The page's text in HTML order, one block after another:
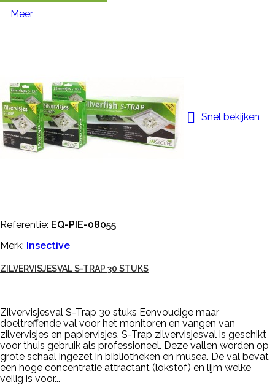
Meer
 Snel bekijken
Referentie: EQ-PIE-08055
Merk: Insective
ZILVERVISJESVAL S-TRAP 30 STUKS
Zilvervisjesval S-Trap 30 stuks Eenvoudige maar
doeltreffende val voor het monitoren en vangen van
zilvervisjes en papiervisjes. S-Trap zilvervisjesval is geschikt
voor thuis gebruik als professioneel. Deze vallen worden op
grote schaal ingezet in bibliotheken en musea. De val bevat
een hoge concentratie attractant (lokstof) en lijm welke
veilig is voor...